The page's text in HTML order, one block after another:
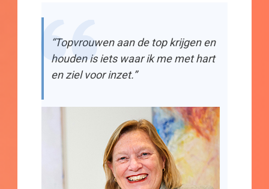
“Topvrouwen aan de top krijgen en
houden is iets waar ik me met hart
en ziel voor inzet.”